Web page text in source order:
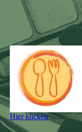
Hier klicken